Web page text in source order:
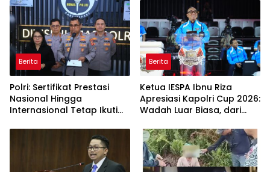
Berita
Polri: Sertifikat Prestasi
Nasional Hingga
Internasional Tetap Ikuti
Rekrutmen Polri
Berita
Ketua IESPA Ibnu Riza
Apresiasi Kapolri Cup 2026:
Wadah Luar Biasa, dari
Nasional